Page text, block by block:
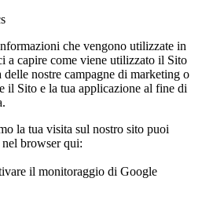
che vengono utilizzate in
a capire come viene utilizzato il Sito
nostre campagne di marketing o
il Sito e la tua applicazione al fine di
la tua visita sul nostro sito puoi
browser qui:
il monitoraggio di Google